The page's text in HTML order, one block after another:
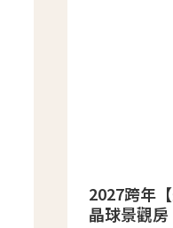
2027跨年
晶球景觀房